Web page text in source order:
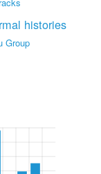
histories
Group